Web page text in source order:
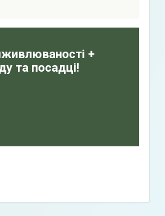
+
та посадці!